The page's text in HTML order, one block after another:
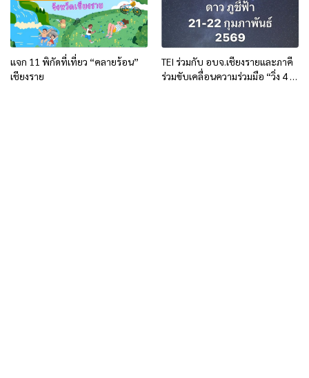
แจก 11 พิกัดที่เที่ยว “คลายร้อน”
เชียงราย
TEI ร่วมกับ อบจ.เชียงรายและภาคี
ร่วมขับเคลื่อนความร่วมมือ “วิ่ง 4 ภู